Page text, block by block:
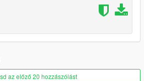
to the file path
"
to 'dlclist.xml' in
common/data/". Add "<
< /Item>"
az előző 20 hozzászólást